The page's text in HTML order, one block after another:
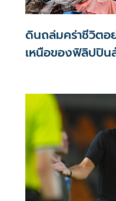
ดินถล่มคร่าชีวิตอ
เหนือของฟิลิปปิน